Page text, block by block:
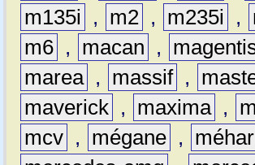
m135i
, m2 , m235i ,
m6 , macan ,
marea , massif ,
maverick , maxima ,
mcv , mégane ,